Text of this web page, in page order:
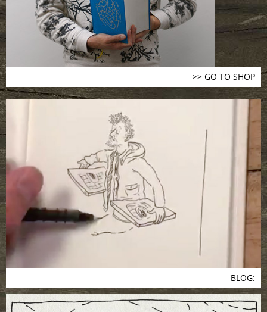
>> GO TO SHOP
BLOG: